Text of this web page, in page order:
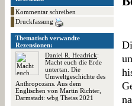
Kommentar schreiben
Druckfassung
Thematisch verwandte
Rezensionen:
Daniel R. Headrick:
Macht euch die Erde
untertan. Die
Umweltgeschichte des
Anthropozäns. Aus dem
Englischen von Martin Richter,
Darmstadt: wbg Theiss 2021